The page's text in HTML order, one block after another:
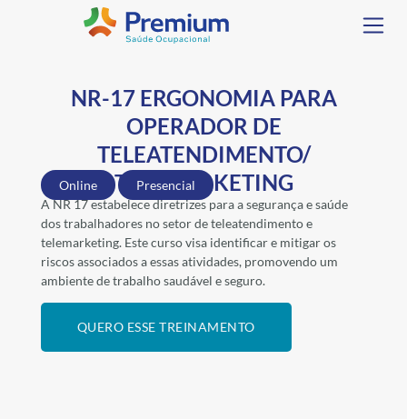
NR-17 ERGONOMIA PARA
OPERADOR DE
TELEATENDIMENTO/
TELEMARKETING
Online
Presencial
A NR 17 estabelece diretrizes para a segurança e saúde
dos trabalhadores no setor de teleatendimento e
telemarketing. Este curso visa identificar e mitigar os
riscos associados a essas atividades, promovendo um
ambiente de trabalho saudável e seguro.
QUERO ESSE TREINAMENTO